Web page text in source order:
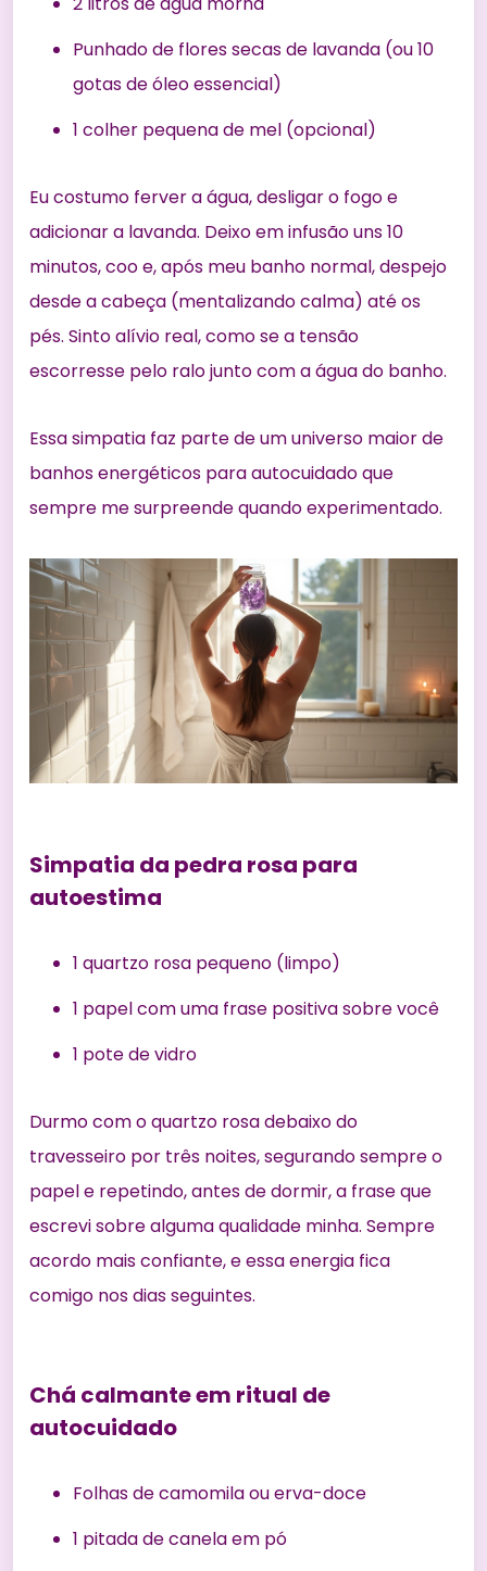
Punhado de flores secas de lavanda (ou 10
gotas de óleo essencial)
1 colher pequena de mel (opcional)
Eu costumo ferver a água, desligar o fogo e
adicionar a lavanda. Deixo em infusão uns 10
minutos, coo e, após meu banho normal, despejo
desde a cabeça (mentalizando calma) até os
pés. Sinto alívio real, como se a tensão
escorresse pelo ralo junto com a água do banho.
Essa simpatia faz parte de um universo maior de
banhos energéticos para autocuidadoque
sempre me surpreende quando experimentado.
Simpatia da pedra rosa para
autoestima
1 quartzo rosa pequeno (limpo)
1 papel com uma frase positiva sobre você
1 pote de vidro
Durmo com o quartzo rosa debaixo do
travesseiro por três noites, segurando sempre o
papel e repetindo, antes de dormir, a frase que
escrevi sobre alguma qualidade minha. Sempre
acordo mais confiante, e essa energia fica
comigo nos dias seguintes.
Chá calmante em ritual de
autocuidado
Folhas de camomila ou erva-doce
1 pitada de canela em pó